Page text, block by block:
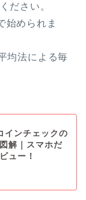
ださい。
始められま
均法による毎
インチェックの
解｜スマホだ
ュー！